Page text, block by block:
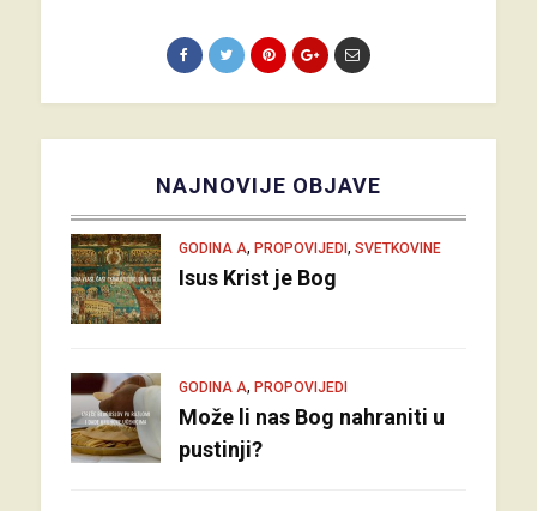
NAJNOVIJE OBJAVE
GODINA A, PROPOVIJEDI, SVETKOVINE
Isus Krist je Bog
GODINA A, PROPOVIJEDI
Može li nas Bog nahraniti u
pustinji?